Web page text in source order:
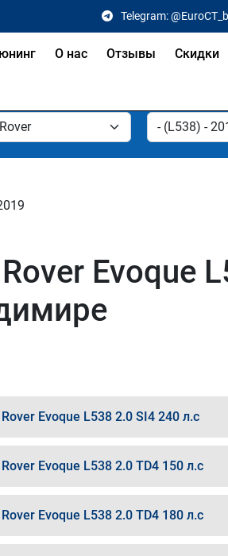
Telegram:
О нас Отзывы Скидки
Evoque
Evoque L538 2.0 SI4 240 л.с
Evoque L538 2.0 TD4 150 л.с
Evoque L538 2.0 TD4 180 л.с